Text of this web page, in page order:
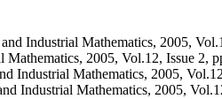
Industrial Mathematics, 2005,
2005, Vol.12, Issue 2,
Industrial Mathematics, 2005,
Industrial Mathematics, 2005,